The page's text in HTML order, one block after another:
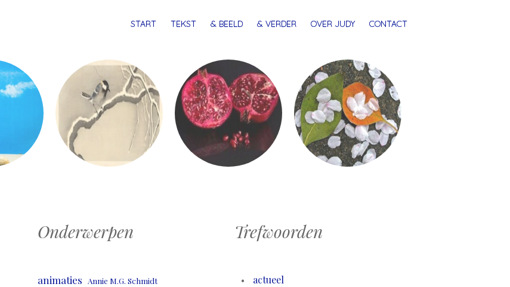
MENU
SPRINGSTART TEKST & BEELD & VERDER OVER JUDY CONTACT
Onderwerpen
animaties Annie M.G. Schmidt
Trefwoorden
actueel